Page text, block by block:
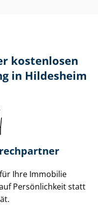
kostenlosen
in Hildesheim
Ihre Immobilie
Persönlichkeit statt